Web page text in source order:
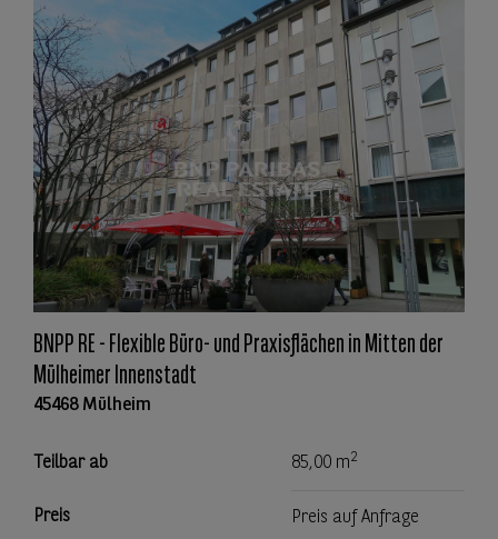
BNPP RE - Flexible Büro- und Praxisflächen in Mitten der
Mülheimer Innenstadt
45468 Mülheim
Teilbar ab 85,00 m2
Preis Preis auf Anfrage